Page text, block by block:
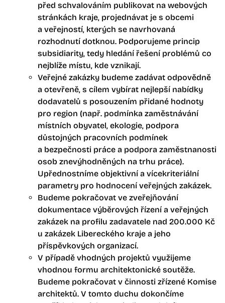
před schvalováním publikovat na webových
stránkách kraje, projednávat je s obcemi
a veřejností, kterých se navrhovaná
rozhodnutí dotknou. Podporujeme princip
subsidiarity, tedy hledání řešení problémů co
nejblíže místu, kde vznikají.
Veřejné zakázky budeme zadávat odpovědně
a otevřeně, s cílem vybírat nejlepší nabídky
dodavatelů s posouzením přidané hodnoty
pro region (např. podmínka zaměstnávání
místních obyvatel, ekologie, podpora
důstojných pracovních podmínek
a bezpečnosti práce a podpora zaměstnanosti
osob znevýhodněných na trhu práce).
Upřednostníme objektivní a vícekriteriální
parametry pro hodnocení veřejných zakázek.
Budeme pokračovat ve zveřejňování
dokumentace výběrových řízení a veřejných
zakázek na profilu zadavatele nad 200.000 Kč
u zakázek Libereckého kraje a jeho
příspěvkových organizací.
V případě vhodných projektů využijeme
vhodnou formu architektonické soutěže.
Budeme pokračovat v činnosti zřízené Komise
architektů. V tomto duchu dokončíme